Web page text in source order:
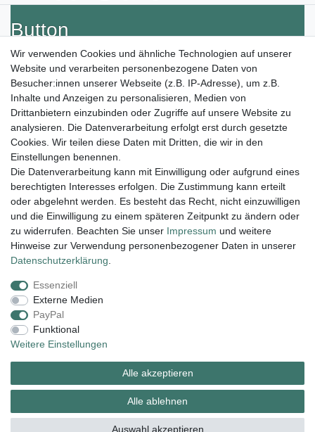
Button
Filter
Lieferung und Versand
Impressum Daten­schutz­erklärung AGB
Widerrufs­recht
Zahlungsarten:
Wir verwenden Cookies und ähnliche Technologien auf unserer
Website und verarbeiten personenbezogene Daten von
Besucher:innen unserer Webseite (z.B. IP-Adresse), um z.B.
Inhalte und Anzeigen zu personalisieren, Medien von
Drittanbietern einzubinden oder Zugriffe auf unsere Website zu
analysieren. Die Datenverarbeitung erfolgt erst durch gesetzte
Cookies. Wir teilen diese Daten mit Dritten, die wir in den
Einstellungen benennen.
Die Datenverarbeitung kann mit Einwilligung oder aufgrund eines
berechtigten Interesses erfolgen. Die Zustimmung kann erteilt
oder abgelehnt werden. Es besteht das Recht, nicht einzuwilligen
und die Einwilligung zu einem späteren Zeitpunkt zu ändern oder
zu widerrufen. Beachten Sie unser Impressum und weitere
Hinweise zur Verwendung personenbezogener Daten in unserer
Daten­schutz­erklärung
Essenziell
Externe Medien
PayPal
Funktional
Weitere Einstellungen
Alle akzeptieren
Alle ablehnen
Auswahl akzeptieren